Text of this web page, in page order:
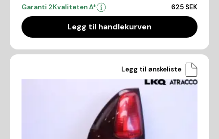
Garanti 2Kvaliteten A* 625 SEK
Legg til handlekurven
Legg til ønskeliste